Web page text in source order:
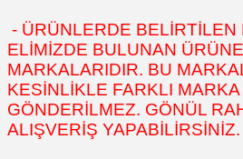
- ÜRÜNLERDE BELİRTİLEN
ELİMİZDE BULUNAN
MARKALARIDIR. BU
KESİNLİKLE FARKLI
GÖNDERİLMEZ. GÖNÜL
ALIŞVERİŞ YAPABİLİRSİNİZ.